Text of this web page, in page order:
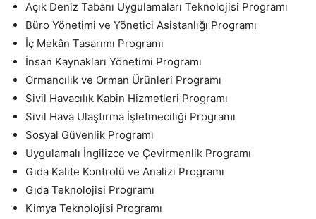
Açık Deniz Tabanı Uygulamaları Teknolojisi Programı
Büro Yönetimi ve Yönetici Asistanlığı Programı
İç Mekân Tasarımı Programı
İnsan Kaynakları Yönetimi Programı
Ormancılık ve Orman Ürünleri Programı
Sivil Havacılık Kabin Hizmetleri Programı
Sivil Hava Ulaştırma İşletmeciliği Programı
Sosyal Güvenlik Programı
Uygulamalı İngilizce ve Çevirmenlik Programı
Gıda Kalite Kontrolü ve Analizi Programı
Gıda Teknolojisi Programı
Kimya Teknolojisi Programı